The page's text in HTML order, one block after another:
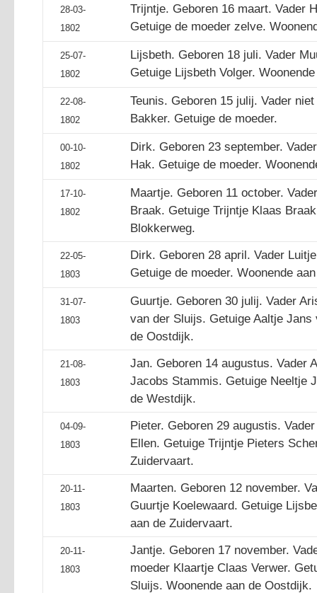
28-03-
1802
Trijntje. Geboren 16 maart. Vader
Getuige de moeder zelve.
25-07-
1802
Lijsbeth. Geboren 18 juli. Vader
Getuige Lijsbeth Volger.
22-08-
1802
Teunis. Geboren 15 julij. Vader
Bakker. Getuige de moeder.
00-10-
1802
Dirk. Geboren 23 september.
Hak. Getuige de moeder.
17-10-
1802
Maartje. Geboren 11 october.
Braak. Getuige Trijntje Klaas
Blokkerweg.
22-05-
1803
Dirk. Geboren 28 april. Vader
Getuige de moeder. Woonende
31-07-
1803
Guurtje. Geboren 30 julij. Vader
van der Sluijs. Getuige Aaltje
de Oostdijk.
21-08-
1803
Jan. Geboren 14 augustus. Vader
Jacobs Stammis. Getuige Neeltje
de Westdijk.
04-09-
1803
Pieter. Geboren 29 augustis.
Ellen. Getuige Trijntje Pieters
Zuidervaart.
20-11-
1803
Maarten. Geboren 12 november.
Guurtje Koelewaard. Getuige
aan de Zuidervaart.
20-11-
1803
Jantje. Geboren 17 november.
moeder Klaartje Claas Verwer.
Sluijs. Woonende aan de Oostdijk.